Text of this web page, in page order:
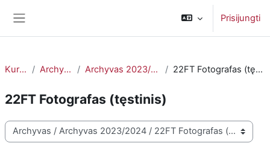
Prisijungti
Kursai Archyvas Archyvas 2023/2024 22FT Fotografas (tęstinis)
22FT Fotografas (tęstinis)
Kursų kategorijos